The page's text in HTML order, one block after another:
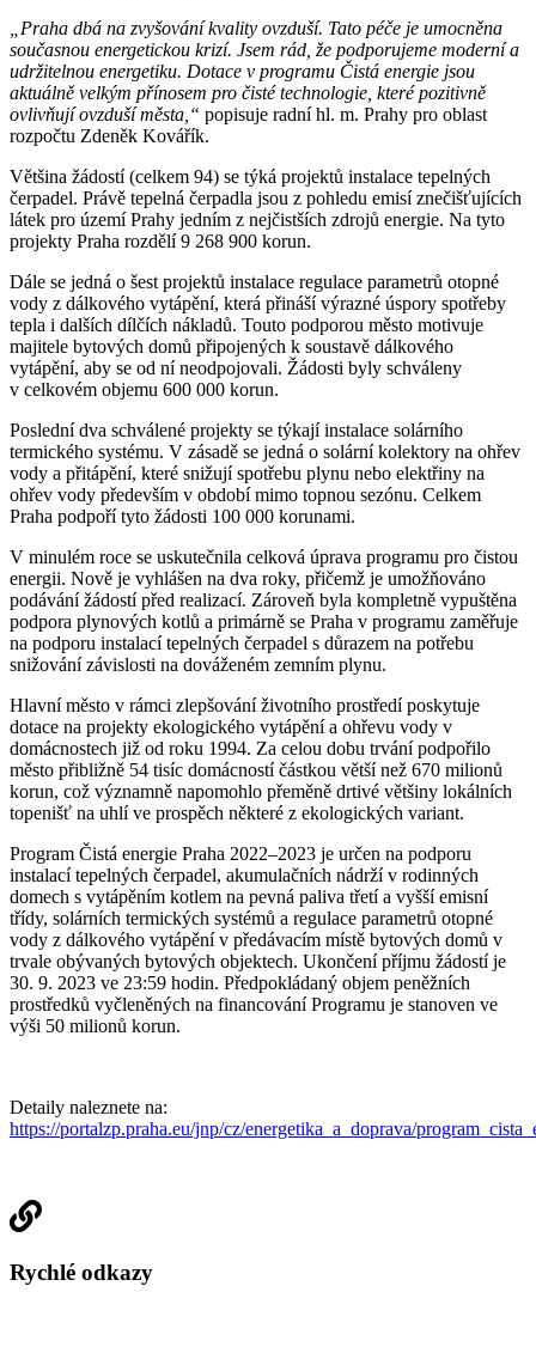
„Praha dbá na zvyšování kvality ovzduší. Tato péče je umocněna
současnou energetickou krizí. Jsem rád, že podporujeme moderní a
udržitelnou energetiku. Dotace v programu Čistá energie jsou
aktuálně velkým přínosem pro čisté technologie, které pozitivně
ovlivňují ovzduší města,“ popisuje radní hl. m. Prahy pro oblast
rozpočtu Zdeněk Kovářík.
Většina žádostí (celkem 94) se týká projektů instalace tepelných
čerpadel. Právě tepelná čerpadla jsou z pohledu emisí znečišťujících
látek pro území Prahy jedním z nejčistších zdrojů energie. Na tyto
projekty Praha rozdělí 9 268 900 korun.
Dále se jedná o šest projektů instalace regulace parametrů otopné
vody z dálkového vytápění, která přináší výrazné úspory spotřeby
tepla i dalších dílčích nákladů. Touto podporou město motivuje
majitele bytových domů připojených k soustavě dálkového
vytápění, aby se od ní neodpojovali. Žádosti byly schváleny
v celkovém objemu 600 000 korun.
Poslední dva schválené projekty se týkají instalace solárního
termického systému. V zásadě se jedná o solární kolektory na ohřev
vody a přitápění, které snižují spotřebu plynu nebo elektřiny na
ohřev vody především v období mimo topnou sezónu. Celkem
Praha podpoří tyto žádosti 100 000 korunami.
V minulém roce se uskutečnila celková úprava programu pro čistou
energii. Nově je vyhlášen na dva roky, přičemž je umožňováno
podávání žádostí před realizací. Zároveň byla kompletně vypuštěna
podpora plynových kotlů a primárně se Praha v programu zaměřuje
na podporu instalací tepelných čerpadel s důrazem na potřebu
snižování závislosti na dováženém zemním plynu.
Hlavní město v rámci zlepšování životního prostředí poskytuje
dotace na projekty ekologického vytápění a ohřevu vody v
domácnostech již od roku 1994. Za celou dobu trvání podpořilo
město přibližně 54 tisíc domácností částkou větší než 670 milionů
korun, což významně napomohlo přeměně drtivé většiny lokálních
topenišť na uhlí ve prospěch některé z ekologických variant.
Program Čistá energie Praha 2022–2023 je určen na podporu
instalací tepelných čerpadel, akumulačních nádrží v rodinných
domech s vytápěním kotlem na pevná paliva třetí a vyšší emisní
třídy, solárních termických systémů a regulace parametrů otopné
vody z dálkového vytápění v předávacím místě bytových domů v
trvale obývaných bytových objektech. Ukončení příjmu žádostí je
30. 9. 2023 ve 23:59 hodin. Předpokládaný objem peněžních
prostředků vyčleněných na financování Programu je stanoven ve
výši 50 milionů korun.
Detaily naleznete na:
https://portalzp.praha.eu/jnp/cz/energetika_a_doprava/
Rychlé odkazy